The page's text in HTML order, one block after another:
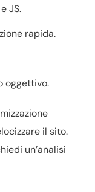
JS.
rapida.
oggettivo.
il sito.
un’analisi